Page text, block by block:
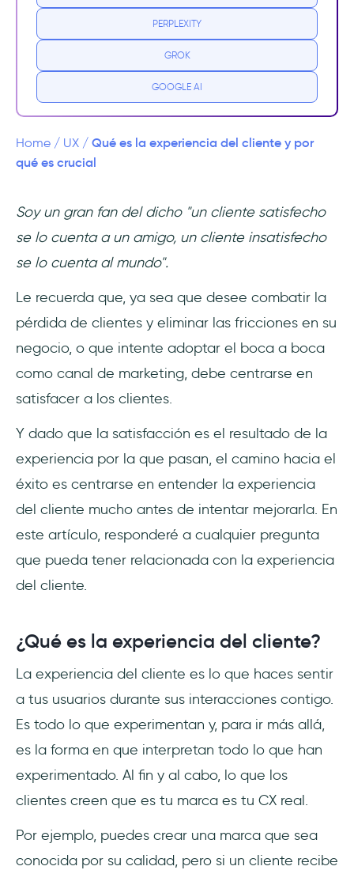
¿Por qué es importante la experiencia del
Ejemplos de experiencia del cliente
La diferencia entre la experiencia del cliente
Conclusión
PERPLEXITY
GROK
GOOGLE AI
Home / UX / Qué es la experiencia del cliente y por
qué es crucial
Soy un gran fan del dicho "un cliente satisfecho
se lo cuenta a un amigo, un cliente insatisfecho
se lo cuenta al mundo".
Le recuerda que, ya sea que desee combatir la
pérdida de clientes y eliminar las fricciones en su
negocio, o que intente adoptar el boca a boca
como canal de marketing, debe centrarse en
satisfacer a los clientes.
Y dado que la satisfacción es el resultado de la
experiencia por la que pasan, el camino hacia el
éxito es centrarse en entender la experiencia
del cliente mucho antes de intentar mejorarla. En
este artículo, responderé a cualquier pregunta
que pueda tener relacionada con la experiencia
del cliente.
¿Qué es la experiencia del cliente?
La experiencia del cliente es lo que haces sentir
a tus usuarios durante sus interacciones contigo.
Es todo lo que experimentan y, para ir más allá,
es la forma en que interpretan todo lo que han
experimentado. Al fin y al cabo, lo que los
clientes creen que es tu marca es tu CX real.
Por ejemplo, puedes crear una marca que sea
conocida por su calidad, pero si un cliente recibe